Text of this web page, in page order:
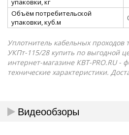
упаковки, кг
Объём потребительской
упаковки, куб.м
Уплотнитель кабельных
УКПт-115/28 купить по выгодной
интернет-магазине КВТ-PRO.RU -
технические характеристики.
Видеообзоры